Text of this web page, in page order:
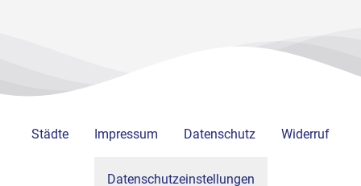
Städte Impressum Datenschutz Widerruf
Datenschutzeinstellungen